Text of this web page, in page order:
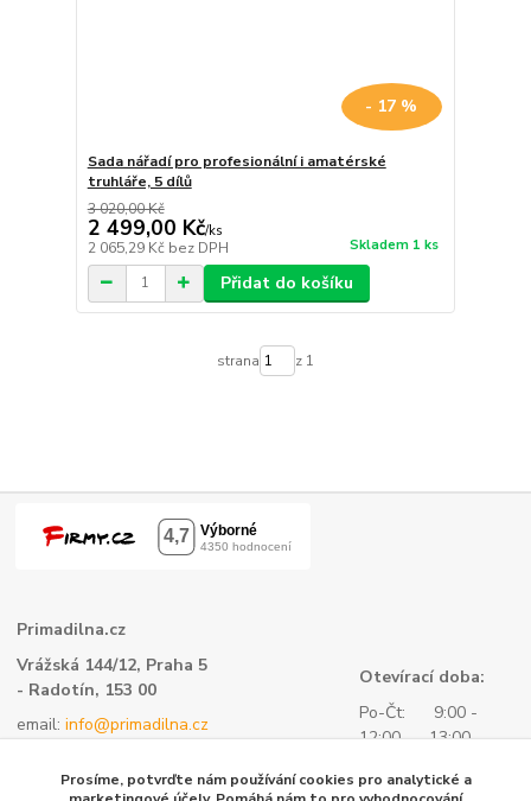
- 17 %
Sada nářadí pro profesionální i amatérské
truhláře, 5 dílů
3 020,00 Kč
2 499,00 Kč/ks
2 065,29 Kč bez DPH Skladem 1 ks
Přidat do košíku
strana z 1
Primadilna.cz
Vrážská 144/12, Praha 5
- Radotín, 153 00
email:info@primadilna.cz
- všeobecné informace
Otevírací doba:
Po-Čt: 9:00 -
12:00 13:00 -
Prosíme, potvrďte nám používání cookies pro analytické a